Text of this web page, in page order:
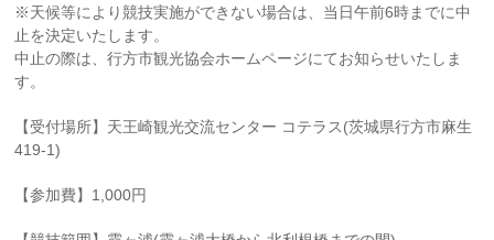
※天候等により競技実施ができない場合は、当日午前6時までに中
止を決定いたします。
中止の際は、行方市観光協会ホームページにてお知らせいたしま
す。
【受付場所】天王崎観光交流センター コテラス(茨城県行方市麻生
419-1)
【参加費】1,000円